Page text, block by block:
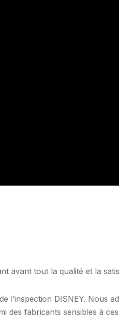
avant tout la qualité et la
l’inspection DISNEY. Nous
des fabricants sensibles à